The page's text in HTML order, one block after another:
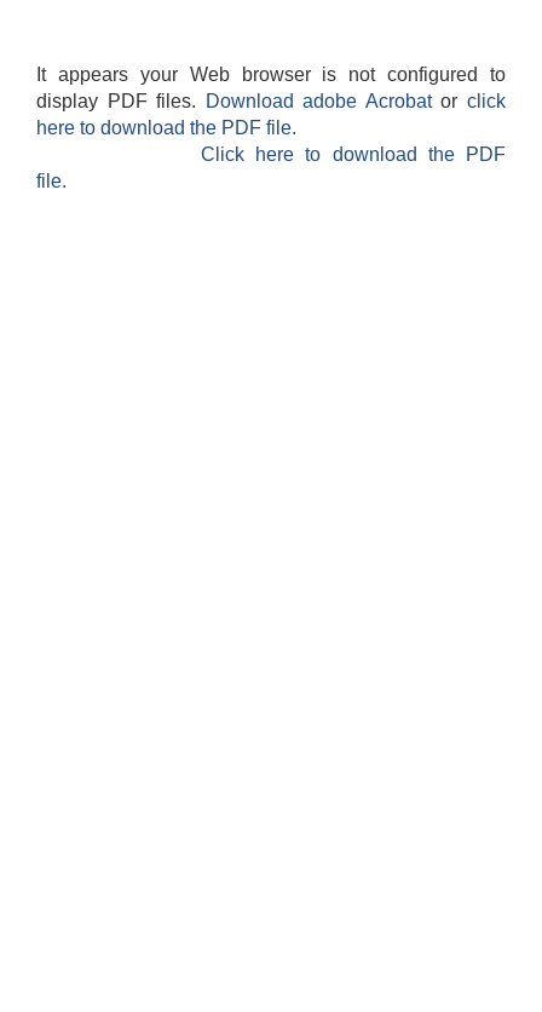
It appears your Web browser is not configured to
display PDF files.
Download adobe Acrobatorclick
here to download the PDF file.
Click here to download the PDF
file.